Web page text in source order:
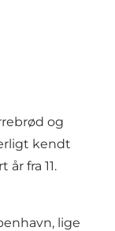
og
kendt
fra 11.
lige